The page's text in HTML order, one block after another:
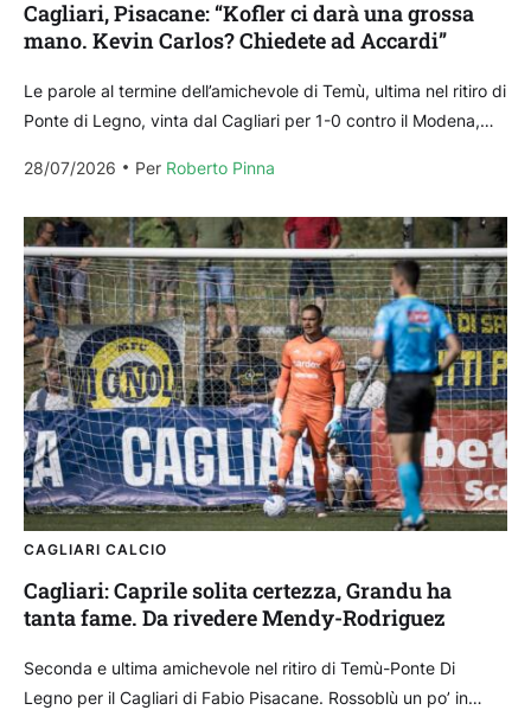
Cagliari, Pisacane: “Kofler ci darà una grossa
mano. Kevin Carlos? Chiedete ad Accardi”
Le parole al termine dell’amichevole di Temù, ultima nel ritiro di
Ponte di Legno, vinta dal Cagliari per 1-0 contro il Modena,
28/07/2026
Per Roberto Pinna
CAGLIARI CALCIO
Cagliari: Caprile solita certezza, Grandu ha
tanta fame. Da rivedere Mendy-Rodriguez
Seconda e ultima amichevole nel ritiro di Temù-Ponte Di
Legno per il Cagliari di Fabio Pisacane. Rossoblù un po’ in